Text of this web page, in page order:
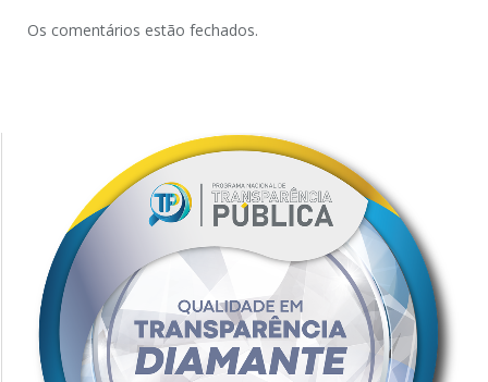
Os comentários estão fechados.